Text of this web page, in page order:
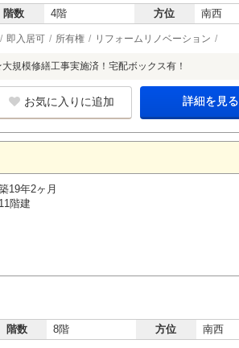
階数 4階 方位 南西
即入居可 所有権 リフォームリノベーション
模修繕工事実施済！宅配ボックス有！
お気に入りに追加 詳細を見る
19年2ヶ月
11階建
階数 8階 方位 南西